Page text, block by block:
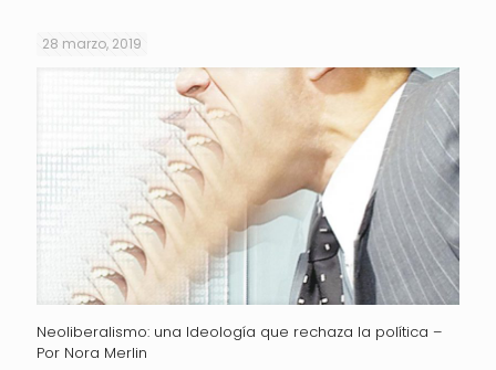
28 marzo, 2019
Neoliberalismo: una Ideología que rechaza la política –
Por Nora Merlin